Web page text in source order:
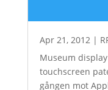
Apr 21, 2012|
Museum
touchscreen
gången mot